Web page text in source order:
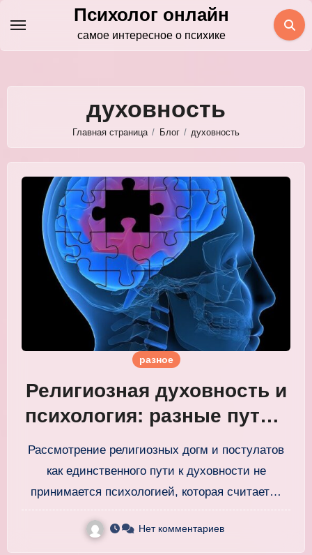
содержимому
Психолог онлайн
самое интересное о психике
духовность
Главная страница Блог духовность
разное
Религиозная духовность и
психология: разные пути к
Рассмотрение религиозных догм и постулатов
как единственного пути к духовности не
принимается психологией, которая считает…
Нет комментариев